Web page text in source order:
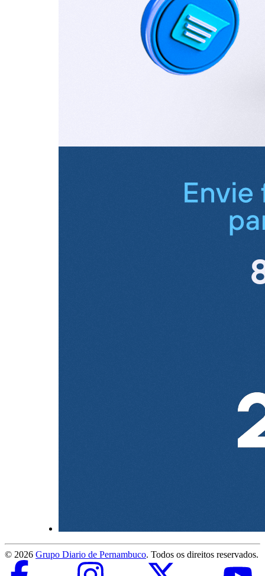
© 2026 Grupo Diario de Pernambuco. Todos os direitos reservados.